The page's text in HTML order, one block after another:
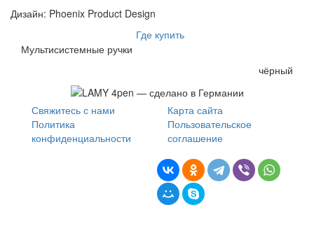
Дизайн: Phoenix Product Design
Где купить
Мультисистемные ручки
чёрный
Свяжитесь с нами
Карта сайта
Политика
конфиденциальности
Пользовательское
соглашение